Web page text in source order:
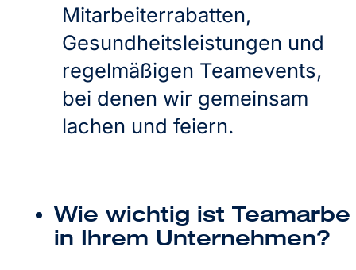
Mitarbeiterrabatten,
Gesundheitsleistungen und
regelmäßigen Teamevents,
bei denen wir gemeinsam
lachen und feiern.
Wie wichtig ist
in Ihrem Unternehmen?